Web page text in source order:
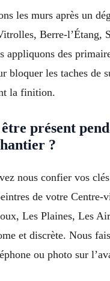
les murs après un
Berre-l’Étang,
appliquons des
bloquer les taches de
la finition.
présent
?
nous confier vos
de votre Centre-
Les Plaines, Les
et discrète. Nous
ou photo sur